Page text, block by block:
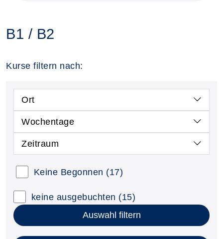
B1 / B2
Kurse filtern nach:
Ort
Wochentage
Zeitraum
Keine Begonnen (17)
keine ausgebuchten (15)
Auswahl filtern